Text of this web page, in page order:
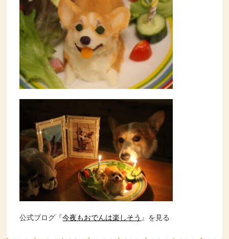
公式ブログ『今夜もおでんは楽しそう 』を見る